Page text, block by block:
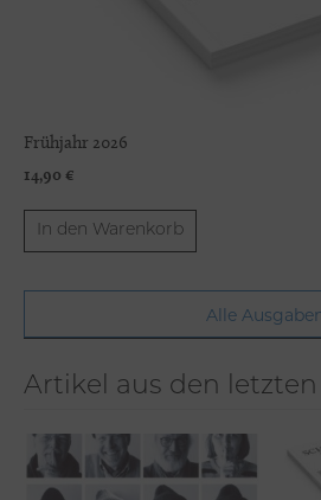
Artikel aus den
Frühjahr 2026
14,90 €
In den Warenkorb
Alle